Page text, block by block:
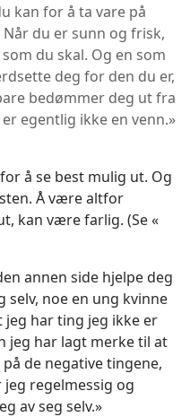
kan for å ta vare på
Når du er sunn og frisk,
du skal. Og en som
deg for den du er,
bedømmer deg ut fra
egentlig ikke en venn.»
å se best mulig ut. Og
Å være altfor
kan være farlig. (Se «
annen side hjelpe deg
selv, noe en ung kvinne
jeg har ting jeg ikke er
jeg har lagt merke til at
de negative tingene,
regelmessig og
av seg selv.»